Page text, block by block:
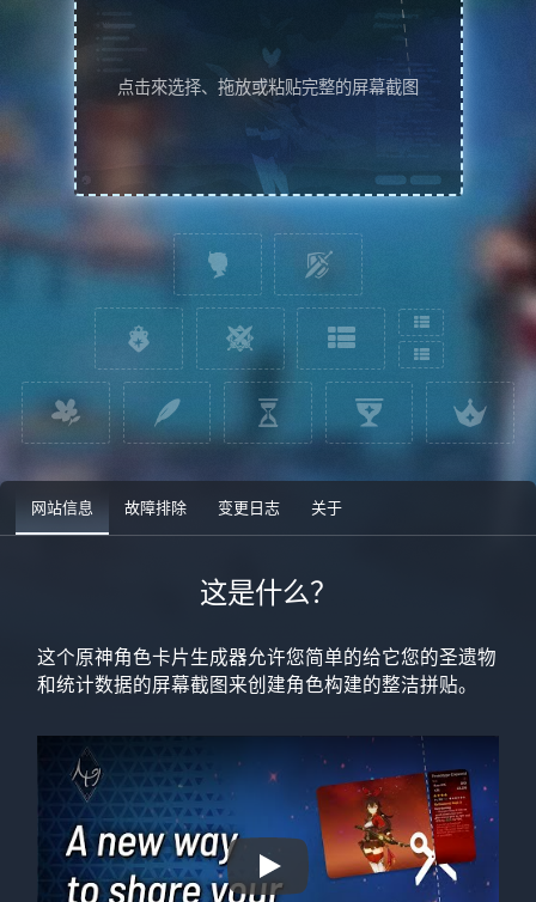
点击來选择、拖放或粘贴完整的屏幕截图
网站信息 故障排除 变更日志 关于
这是什么？
这个原神角色卡片生成器允许您简单的给它您的圣遗物
和统计数据的屏幕截图来创建角色构建的整洁拼贴。
Time to flex your characters.